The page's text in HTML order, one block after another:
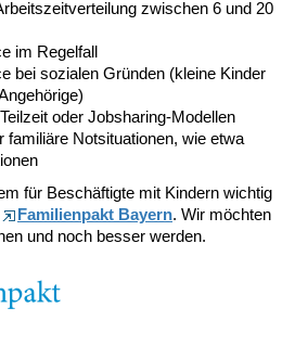
zwischen 6 und 20
im Regelfall
bei sozialen Gründen (kleine Kinder
oder Jobsharing-Modellen
familiäre Notsituationen, wie etwa
für Beschäftigte mit Kindern wichtig
Familienpakt Bayern. Wir möchten
und noch besser werden.